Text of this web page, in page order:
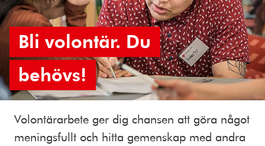
Bli volontär. Du
behövs!
Volontärarbete ger dig chansen att göra något
meningsfullt och hitta gemenskap med andra